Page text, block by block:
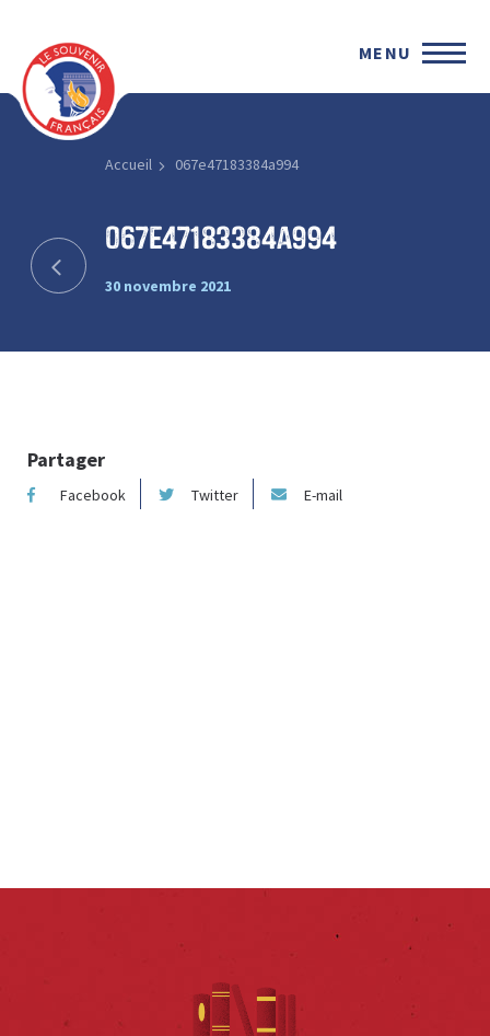
MENU
Accueil 067e47183384a994
067e47183384a994
30 novembre 2021
Partager
Facebook Twitter E-mail